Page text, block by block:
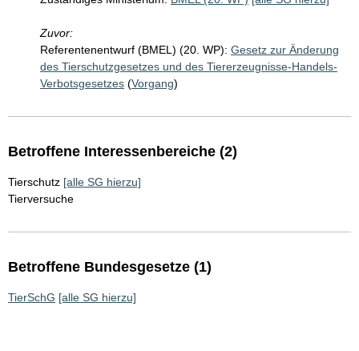
Zuvor:
Referentenentwurf (BMEL) (20. WP): Gesetz zur Änderung
des Tierschutzgesetzes und des Tiererzeugnisse-Handels-
Verbotsgesetzes (Vorgang)
Betroffene Interessenbereiche (2)
Tierschutz [alle SG hierzu]
Tierversuche
Betroffene Bundesgesetze (1)
TierSchG [alle SG hierzu]